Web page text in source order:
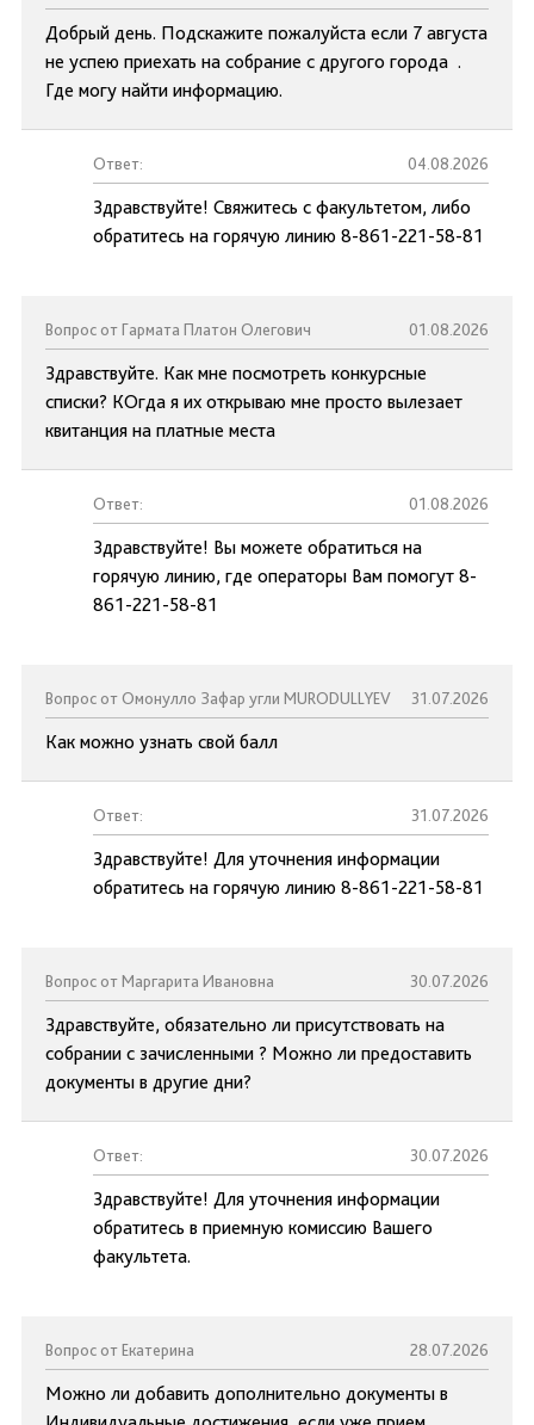
Добрый день. Подскажите пожалуйста если 7 августа
не успею приехать на собрание с другого города .
Где могу найти информацию.
Ответ: 04.08.2026
Здравствуйте! Свяжитесь с факультетом, либо
обратитесь на горячую линию 8-861-221-58-81
Вопрос от Гармата Платон Олегович 01.08.2026
Здравствуйте. Как мне посмотреть конкурсные
списки? КОгда я их открываю мне просто вылезает
квитанция на платные места
Ответ: 01.08.2026
Здравствуйте! Вы можете обратиться на
горячую линию, где операторы Вам помогут 8-
861-221-58-81
Вопрос от Омонулло Зафар угли MURODULLYEV 31.07.2026
Как можно узнать свой балл
Ответ: 31.07.2026
Здравствуйте! Для уточнения информации
обратитесь на горячую линию 8-861-221-58-81
Вопрос от Маргарита Ивановна 30.07.2026
Здравствуйте, обязательно ли присутствовать на
собрании с зачисленными ? Можно ли предоставить
документы в другие дни?
Ответ: 30.07.2026
Здравствуйте! Для уточнения информации
обратитесь в приемную комиссию Вашего
факультета.
Вопрос от Екатерина 28.07.2026
Можно ли добавить дополнительно документы в